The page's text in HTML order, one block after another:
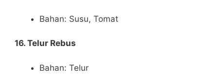
Bahan: Susu, Tomat
16. Telur Rebus
Bahan: Telur